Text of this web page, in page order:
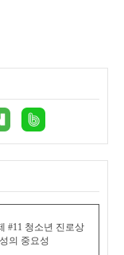
#11 청소년 진로상
의 중요성